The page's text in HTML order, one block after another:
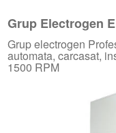
Grup Electrogen
Grup electrogen
automata, carcasat,
1500 RPM